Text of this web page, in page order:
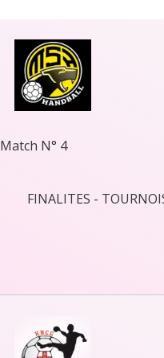
N° 4
FINALITES -